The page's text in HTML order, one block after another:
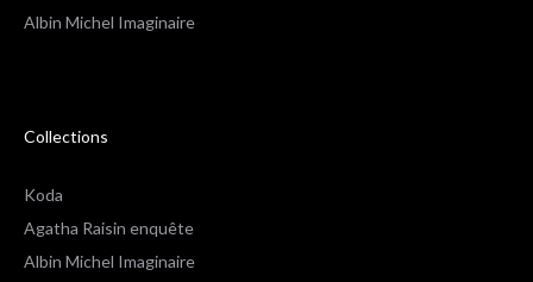
Albin Michel Imaginaire
Collections
Koda
Agatha Raisin enquête
Albin Michel Imaginaire